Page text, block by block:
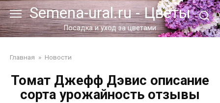
Перейти
к
контенту
Semena-ural.ru - Цветы
Посадка и уход за цветами
Главная » Новости
Томат Джефф Дэвис описание
сорта урожайность отзывы